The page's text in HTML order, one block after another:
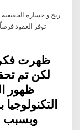
توفر العقود
ظهور
وبسبب